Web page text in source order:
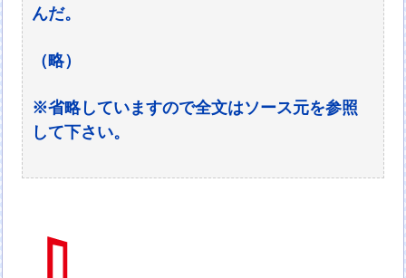
んだ。
（略）
※省略していますので全文はソース元を参照
して下さい。